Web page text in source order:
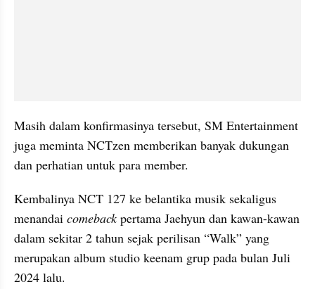
Masih dalam konfirmasinya tersebut, SM Entertainment
juga meminta NCTzen memberikan banyak dukungan
dan perhatian untuk para member.
Kembalinya NCT 127 ke belantika musik sekaligus
menandai comeback pertama Jaehyun dan kawan-kawan
dalam sekitar 2 tahun sejak perilisan “Walk” yang
merupakan album studio keenam grup pada bulan Juli
2024 lalu.